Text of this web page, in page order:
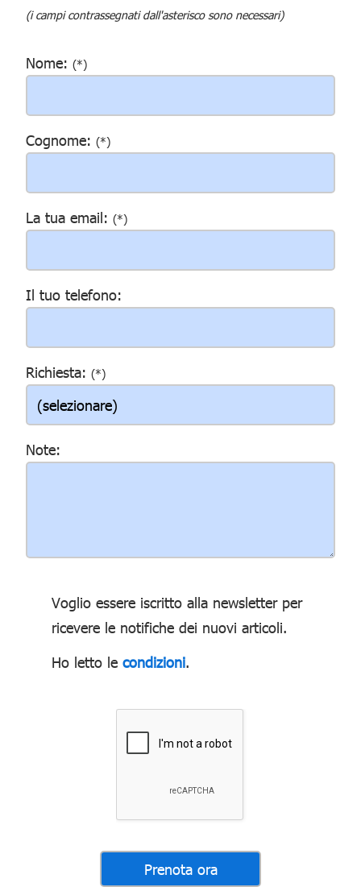
(i campi contrassegnati dall'asterisco sono necessari)
Nome: (*)
Cognome: (*)
La tua email: (*)
Il tuo telefono:
Richiesta: (*)
Note:
Voglio essere iscritto alla newsletter per
ricevere le notifiche dei nuovi articoli.
Ho letto le condizioni.